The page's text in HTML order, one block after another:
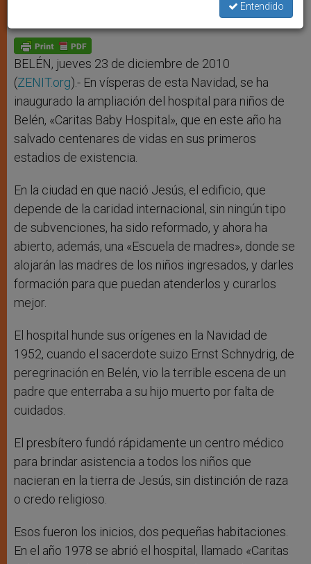
A
p
p
n
g
e
r
o
o
k
e
BELÉN, jueves 23 de diciembre de 2010
(ZENIT.org).- En vísperas de esta Navidad, se ha
inaugurado la ampliación del hospital para niños de
Belén, «Caritas Baby Hospital», que en este año ha
salvado centenares de vidas en sus primeros
estadios de existencia.
En la ciudad en que nació Jesús, el edificio, que
depende de la caridad internacional, sin ningún tipo
de subvenciones, ha sido reformado, y ahora ha
abierto, además, una «Escuela de madres», donde se
alojarán las madres de los niños ingresados, y darles
formación para que puedan atenderlos y curarlos
mejor.
El hospital hunde sus orígenes en la Navidad de
1952, cuando el sacerdote suizo Ernst Schnydrig, de
peregrinación en Belén, vio la terrible escena de un
padre que enterraba a su hijo muerto por falta de
cuidados.
El presbítero fundó rápidamente un centro médico
para brindar asistencia a todos los niños que
nacieran en la tierra de Jesús, sin distinción de raza
o credo religioso.
Esos fueron los inicios, dos pequeñas habitaciones.
En el año 1978 se abrió el hospital, llamado «Caritas
Entendido